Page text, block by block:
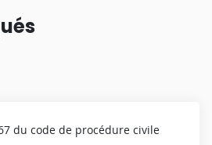
du code de procédure civile